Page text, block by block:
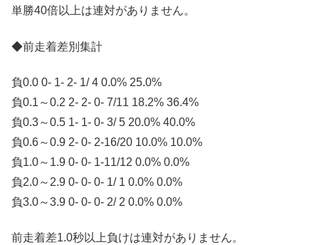
単勝40倍以上は連対がありません。
◆前走着差別集計
負0.0 0- 1- 2- 1/ 4 0.0% 25.0%
負0.1～0.2 2- 2- 0- 7/11 18.2% 36.4%
負0.3～0.5 1- 1- 0- 3/ 5 20.0% 40.0%
負0.6～0.9 2- 0- 2-16/20 10.0% 10.0%
負1.0～1.9 0- 0- 1-11/12 0.0% 0.0%
負2.0～2.9 0- 0- 0- 1/ 1 0.0% 0.0%
負3.0～3.9 0- 0- 0- 2/ 2 0.0% 0.0%
前走着差1.0秒以上負けは連対がありません。